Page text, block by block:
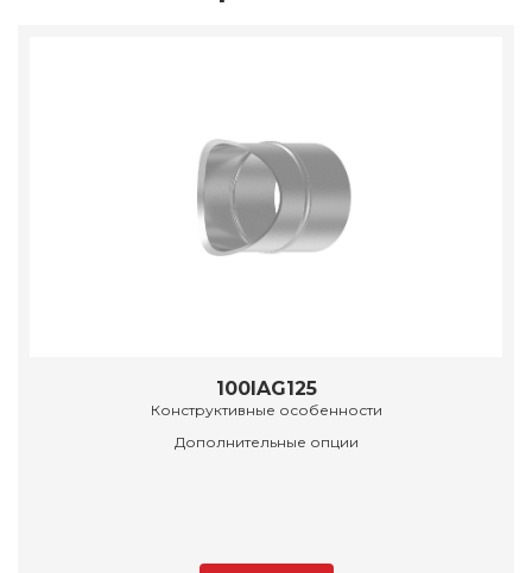
100IAG125
Конструктивные особенности
Дополнительные опции